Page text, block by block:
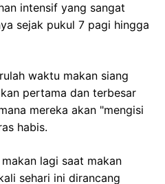
intensif yang sangat
sejak pukul 7 pagi hingga
waktu makan siang
pertama dan terbesar
mereka akan "mengisi
habis.
lagi saat makan
sehari ini dirancang